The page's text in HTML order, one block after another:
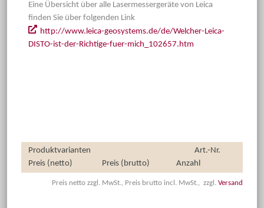
Eine Übersicht über alle Lasermessergeräte von Leica
finden Sie über folgenden Link
http://www.leica-geosystems.de/de/Welcher-Leica-
DISTO-ist-der-Richtige-fuer-mich_102657.htm
Produktvarianten
Art.-Nr.
Preis (netto)
Preis (brutto) Anzahl
Preis netto zzgl. MwSt., Preis brutto incl. MwSt., zzgl. Versand